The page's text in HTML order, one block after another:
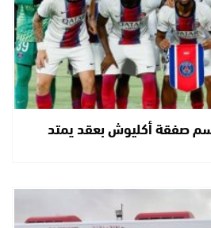
صفقة أكليوش بعقد يمتد